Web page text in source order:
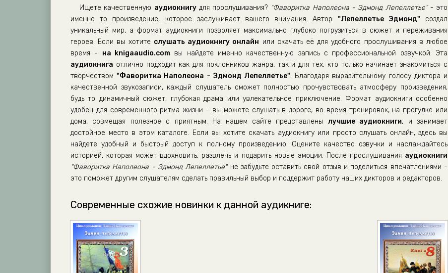
TN_07_Favoritka_09
TN_07_Favoritka_10
TN_07_Favoritka_11
TN_07_Favoritka_12
TN_07_Favoritka_13
TN_07_Favoritka_14
TN_07_Favoritka_15
TN_07_Favoritka_16
TN_07_Favoritka_17
TN_07_Favoritka_18
TN_07_Favoritka_19
TN_07_Favoritka_20
TN_07_Favoritka_22
TN_07_Favoritka_23
TN_07_Favoritka_24
TN_07_Favoritka_25
Ищете качественную аудиокнигудля прослушивания? "Фаворитка Наполеона - Эдмонд Лепеллетье"- это
именно то произведение, которое заслуживает вашего внимания. Автор "Лепеллетье Эдмонд" создал
уникальный мир, а формат аудиокниги позволяет максимально глубоко погрузиться в сюжет и переживания
героев. Если вы хотите слушать аудиокнигу онлайн или скачать её для удобного прослушивания в любое
время - на knigaaudio.com вы найдете именно качественную запись с профессиональной озвучкой. Эта
аудиокнига отлично подходит как для поклонников жанра, так и для тех, кто только начинает знакомиться с
творчеством"Фаворитка Наполеона - Эдмонд Лепеллетье". Благодаря выразительному голосу диктора и
качественной звукозаписи, каждый слушатель сможет полностью прочувствовать атмосферу произведения,
будь то динамичный сюжет, глубокая драма или увлекательное приключение. Формат аудиокниги особенно
удобен для современного ритма жизни - вы можете слушать в дороге, во время тренировок, на прогулке или
дома, совмещая полезное с приятным. На нашем сайте представлены лучшие аудиокниги, и занимает
достойное место в этом каталоге. Если вы хотите скачать аудиокнигу или просто слушать онлайн, здесь вы
найдете удобный и быстрый доступ к полному произведению. Оцените качество озвучки и наслаждайтесь
историей, которая может вдохновить, развлечь и подарить новые эмоции. После прослушивания аудиокниги
"Фаворитка Наполеона - Эдмонд Лепеллетье"не забудьте оставить свой отзыв и поделиться впечатлениями -
это поможет другим слушателям сделать правильный выбор и поддержит работу наших дикторов и редакторов.
Современные схожие новинки к данной аудикниге: